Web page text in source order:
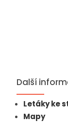
Další
Letáky ke
Mapy